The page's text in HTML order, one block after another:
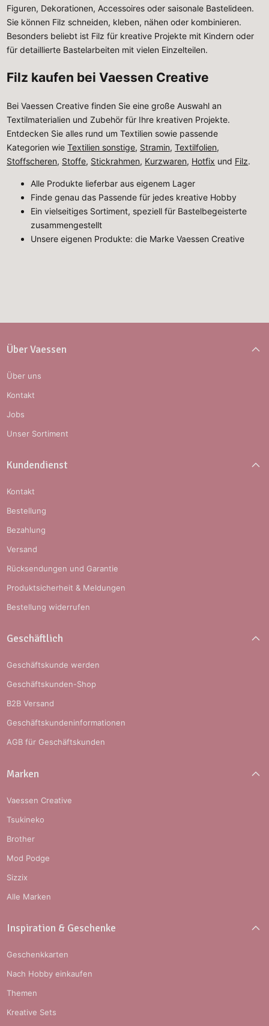
Figuren, Dekorationen, Accessoires oder saisonale Bastelideen.
Sie können Filz schneiden, kleben, nähen oder kombinieren.
Besonders beliebt ist Filz für kreative Projekte mit Kindern oder
für detaillierte Bastelarbeiten mit vielen Einzelteilen.
Filz kaufen bei Vaessen Creative
Bei Vaessen Creative finden Sie eine große Auswahl an
Textilmaterialien und Zubehör für Ihre kreativen Projekte.
Entdecken Sie alles rund um Textilien sowie passende
Kategorien wieTextilien sonstige, Stramin,Textilfolien,
Stoffscheren, Stoffe, Stickrahmen, Kurzwaren, Hotfix und Filz.
Alle Produkte lieferbar aus eigenem Lager
Finde genau das Passende für jedes kreative Hobby
Ein vielseitiges Sortiment, speziell für Bastelbegeisterte
zusammengestellt
Unsere eigenen Produkte: die Marke Vaessen Creative
Über Vaessen
Über uns
Kontakt
Jobs
Unser Sortiment
Kundendienst
Kontakt
Bestellung
Bezahlung
Versand
Rücksendungen und Garantie
Produktsicherheit & Meldungen
Bestellung widerrufen
Geschäftlich
Geschäftskunde werden
Geschäftskunden-Shop
B2B Versand
Geschäftskundeninformationen
AGB für Geschäftskunden
Marken
Vaessen Creative
Tsukineko
Brother
Mod Podge
Sizzix
Alle Marken
Inspiration & Geschenke
Geschenkkarten
Nach Hobby einkaufen
Themen
Kreative Sets